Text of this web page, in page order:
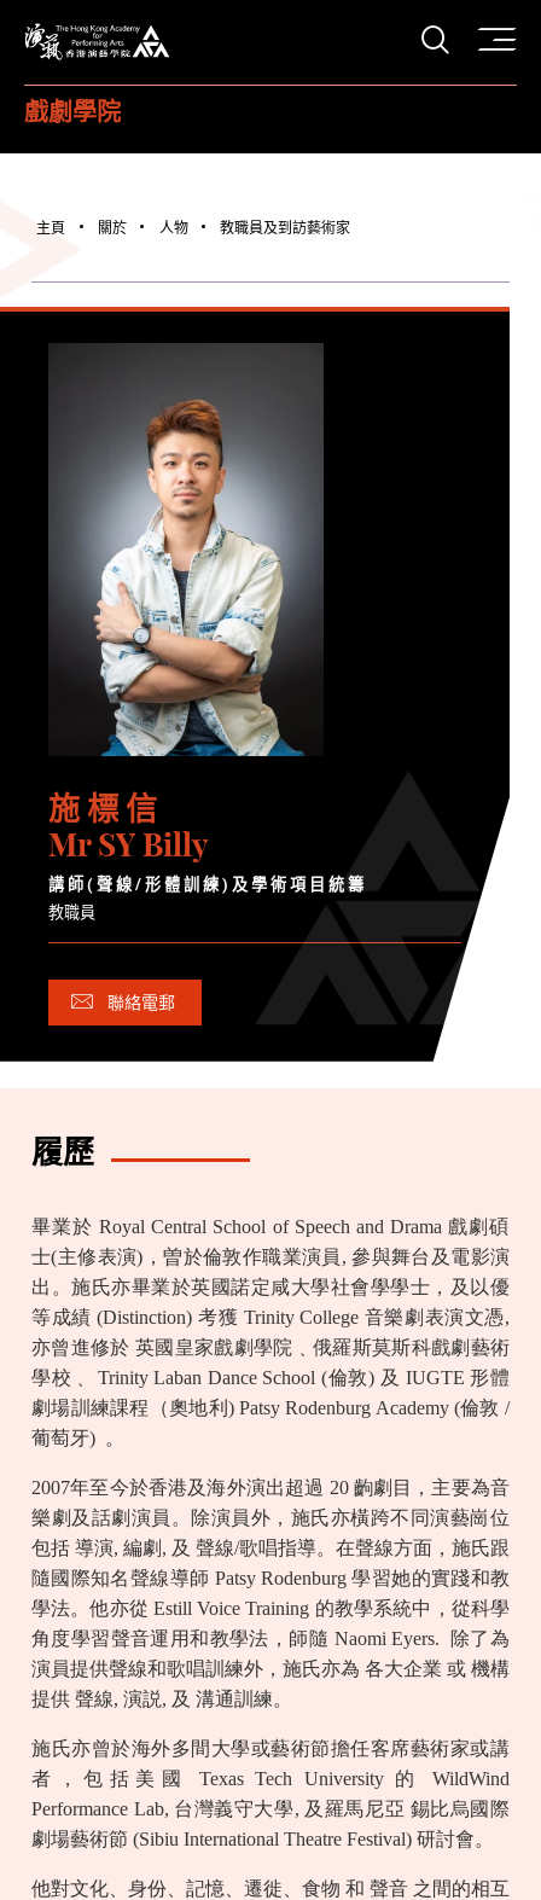
打開
戲劇學院
主頁 關於 人物 教職員及到訪藝術家
施 標 信
Mr SY Billy
講 師 ( 聲 線 / 形 體 訓 練 ) 及 學 術 項 目 統 籌
教職員
聯絡電郵
履歷
畢業於 Royal Central School of Speech and Drama 戲劇碩
士(主修表演)，曽於倫敦作職業演員, 參與舞台及電影演
出。施氏亦畢業於英國諾定咸大學社會學學士，及以優
等成績 (Distinction) 考獲 Trinity College 音樂劇表演文憑,
亦曾進修於 英國皇家戲劇學院﹑俄羅斯莫斯科戲劇藝術
學校﹑ Trinity Laban Dance School (倫敦) 及 IUGTE 形體
劇場訓練課程（奧地利)Patsy Rodenburg Academy (倫敦 /
葡萄牙) 。
2007年至今於香港及海外演出超過 20 齣劇目，主要為音
樂劇及話劇演員。除演員外，施氏亦橫跨不同演藝崗位
包括 導演, 編劇, 及 聲線/歌唱指導。在聲線方面，施氏跟
隨國際知名聲線導師 Patsy Rodenburg 學習她的實踐和教
學法。他亦從 Estill Voice Training 的教學系統中，從科學
角度學習聲音運用和教學法，師隨 Naomi Eyers.
除了為
演員提供聲線和歌唱訓練外，施氏亦為 各大企業 或 機構
提供 聲線, 演説, 及 溝通訓練。
施氏亦曾於海外多間大學或藝術節擔任客席藝術家或講
者，包括美國 Texas Tech University 的 WildWind
Performance Lab, 台灣義守大學, 及羅馬尼亞 錫比烏國際
劇場藝術節 (Sibiu International Theatre Festival) 研討會。
他對文化、身份、記憶、遷徙、食物 和 聲音 之間的相互